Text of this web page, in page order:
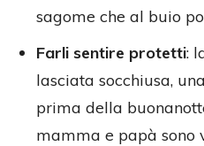
sagome che al buio
Farli sentire protetti:
lasciata socchiusa,
prima della
mamma e papà sono